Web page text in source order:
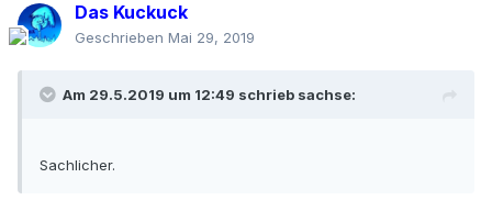
Das Kuckuck
Geschrieben Mai 29, 2019
Am 29.5.2019 um 12:49 schrieb sachse:
Sachlicher.